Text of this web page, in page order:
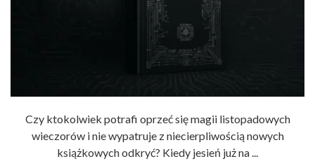
Czy ktokolwiek potrafi oprzeć się magii listopadowych
wieczorów i nie wypatruje z niecierpliwością nowych
książkowych odkryć? Kiedy jesień już na ...